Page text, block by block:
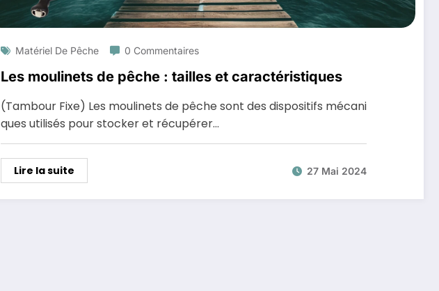
Matériel De Pêche 0 Commentaires
Les moulinets de pêche : tailles et caractéristiques
(Tambour Fixe) Les moulinets de pêche sont des dispositifs mécani
ques utilisés pour stocker et récupérer…
Lire la suite 27 Mai 2024